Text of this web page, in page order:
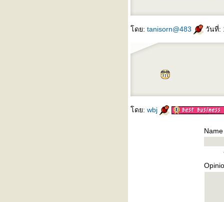
ดย: tanisorn@483 วันที่:
ดย: wbj
Name